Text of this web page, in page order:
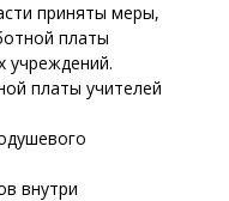
приняты меры,
платы
учреждений.
платы учителей
внутри